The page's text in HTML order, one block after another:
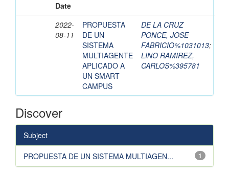
Date
2022-
08-11
PROPUESTA
DE UN
SISTEMA
MULTIAGENTE
APLICADO A
UN SMART
CAMPUS
DE LA CRUZ
PONCE, JOSE
FABRICIO%1031013;
LINO RAMIREZ,
CARLOS%395781
Discover
Subject
1
PROPUESTA DE UN SISTEMA MULTIAGEN...